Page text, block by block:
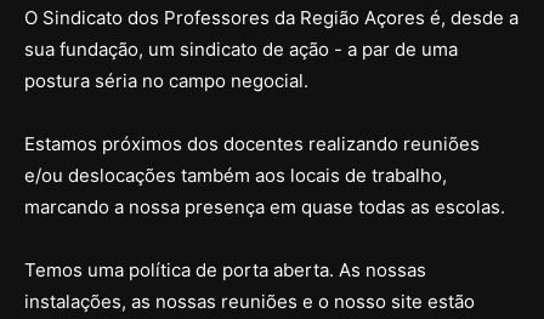
O Sindicato dos Professores da Região Açores é, desde a
sua fundação, um sindicato de ação - a par de uma
postura séria no campo negocial.
Estamos próximos dos docentes realizando reuniões
e/ou deslocações também aos locais de trabalho,
marcando a nossa presença em quase todas as escolas.
Temos uma política de porta aberta. As nossas
instalações, as nossas reuniões e o nosso site estão